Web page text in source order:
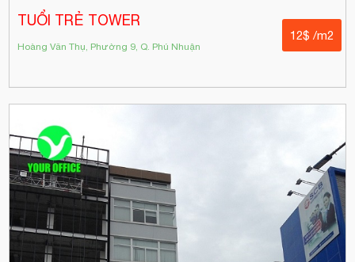
TUỔI TRẺ TOWER
Hoàng Văn Thụ, Phường 9, Q. Phú Nhuận
12$ /m2